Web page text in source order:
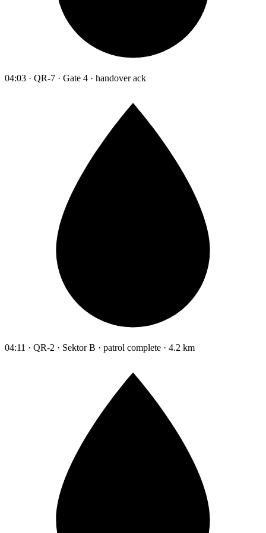
04:03 · QR-7 · Gate 4 · handover ack
04:11 · QR-2 · Sektor B · patrol complete · 4.2 km